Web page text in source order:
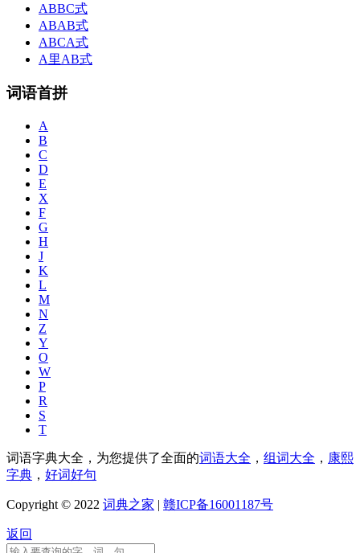
ABBC式
ABAB式
ABCA式
A里AB式
词语首拼
A
B
C
D
E
X
F
G
H
J
K
L
M
N
Z
Y
O
W
P
R
S
T
词语字典大全，为您提供了全面的词语大全 ， 组词大全 ， 康熙
字典 ， 好词好句
Copyright © 2022 词典之家 | 赣ICP备16001187号
返回